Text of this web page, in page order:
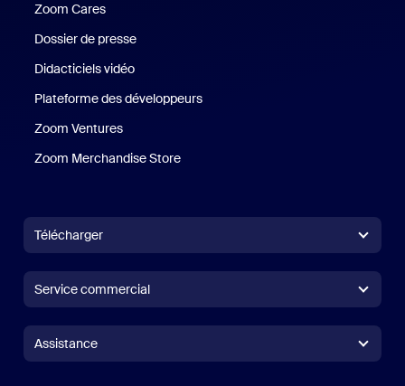
Zoom Cares
Dossier de presse
Didacticiels vidéo
Plateforme des développeurs
Zoom Ventures
Zoom Merchandise Store
Télécharger
Application Zoom RoomsApplication Zoom Rooms
Contrôleur Zoom Rooms
Service commercial
Contacter le service commercial
Assistance
Assistance